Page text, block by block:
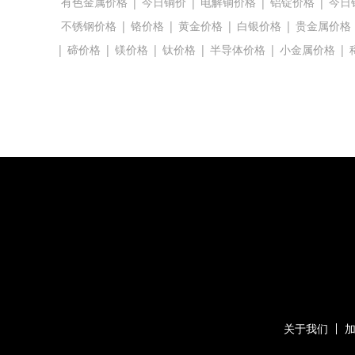
不锈钢价格 | 铬价格 | 黄金价格 | 白银价格 | 贵金属价格
| 碲价格 | 镁价格 | 钛价格 | 半导体价格 | 小金属价格 |
关于我们